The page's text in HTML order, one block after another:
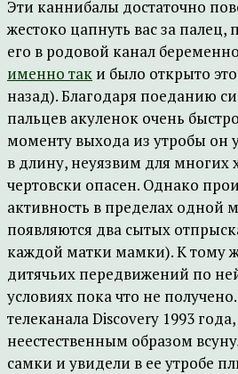
Эти каннибалы достаточно
жестоко цапнуть вас за палец,
его в родовой канал
именно так и было открыто
назад). Благодаря поеданию
пальцев акуленок очень
моменту выхода из утробы он
в длину, неуязвим для
чертовски опасен. Однако
активность в пределах одной
появляются два сытых
каждой матки мамки). К тому
дитячьих передвижений по
условиях пока что не
телеканала Discovery 1993
неестественным образом
самки и увидели в ее утробе